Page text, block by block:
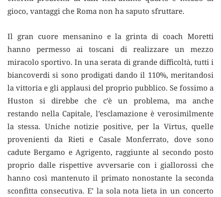
gioco, vantaggi che Roma non ha saputo sfruttare.
Il gran cuore mensanino e la grinta di coach Moretti
hanno permesso ai toscani di realizzare un mezzo
miracolo sportivo. In una serata di grande difficoltà, tutti i
biancoverdi si sono prodigati dando il 110%, meritandosi
la vittoria e gli applausi del proprio pubblico. Se fossimo a
Huston si direbbe che c’è un problema, ma anche
restando nella Capitale, l’esclamazione è verosimilmente
la stessa. Uniche notizie positive, per la Virtus, quelle
provenienti da Rieti e Casale Monferrato, dove sono
cadute Bergamo e Agrigento, raggiunte al secondo posto
proprio dalle rispettive avversarie con i giallorossi che
hanno così mantenuto il primato nonostante la seconda
sconfitta consecutiva. E’ la sola nota lieta in un concerto